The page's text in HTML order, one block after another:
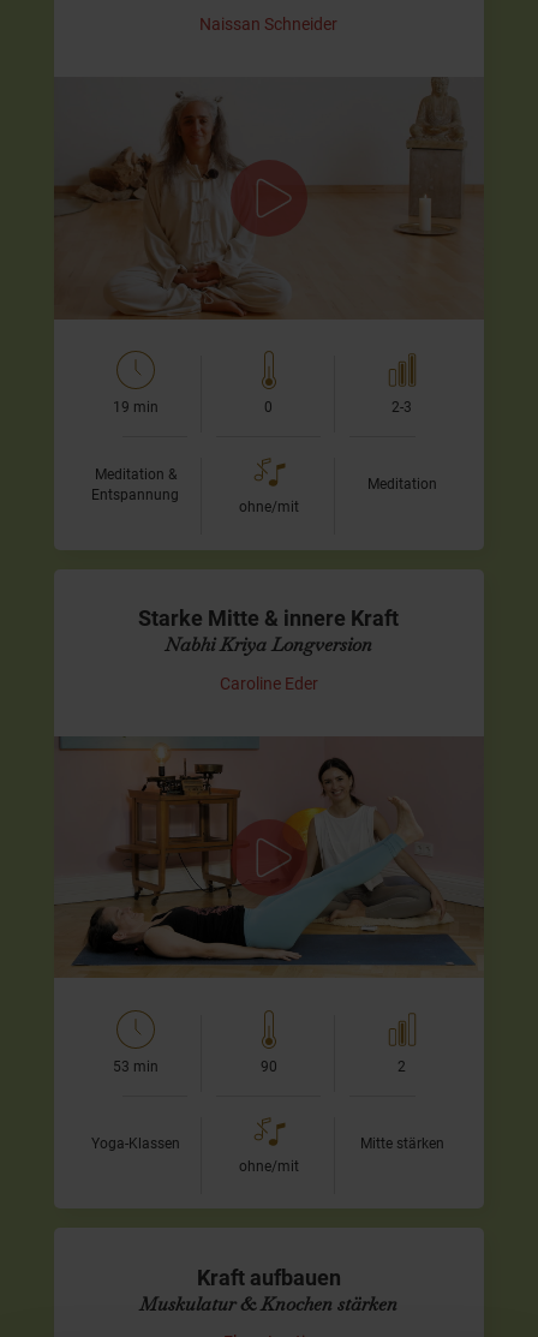
Naissan Schneider
Finde Ruhe im Wechsel aus stiller
Meditation und achtsamem Gehen
In dieser Meditation lade ich Dich ein, nach innen zu
lauschen und immer mehr in die Stille zu finden. Wir
beginnen im Sitzen,…
19 min 0 2-3
Meditation &
Entspannung
ohne/mit
Meditation
Starke Mitte & innere Kraft
Nabhi Kriya Longversion
Caroline Eder
Mitte aktivieren & innere Ausrichtung
stärken
In dieser relativ intensiven Kundalini-Praxis lade ich Dich
ein, tief in Deine Körpermitte einzutauchen und Deine
innere Kraft zu aktivieren. Die Nabhi…
53 min 90 2
Yoga-Klassen
ohne/mit
Mitte stärken
Kraft aufbauen
Muskulatur & Knochen stärken